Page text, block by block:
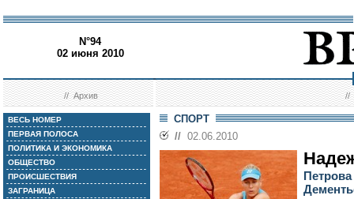
N°94
02 июня 2010
//Архив //
ВЕСЬ НОМЕР
ПЕРВАЯ ПОЛОСА
ПОЛИТИКА И ЭКОНОМИКА
ОБЩЕСТВО
ПРОИСШЕСТВИЯ
ЗАГРАНИЦА
СПОРТ
// 02.06.2010